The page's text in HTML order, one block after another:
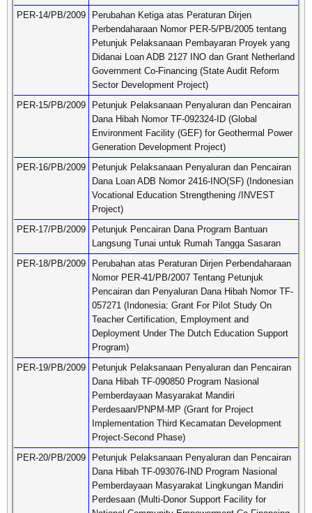
PER-14/PB/2009
Perubahan Ketiga atas Peraturan Dirjen
Perbendaharaan Nomor PER-5/PB/2005 tentang
Petunjuk Pelaksanaan Pembayaran Proyek yang
Didanai Loan ADB 2127 INO dan Grant Netherland
Government Co-Financing (State Audit Reform
Sector Development Project)
PER-15/PB/2009
Petunjuk Pelaksanaan Penyaluran dan Pencairan
Dana Hibah Nomor TF-092324-ID (Global
Environment Facility (GEF) for Geothermal Power
Generation Development Project)
PER-16/PB/2009
Petunjuk Pelaksanaan Penyaluran dan Pencairan
Dana Loan ADB Nomor 2416-INO(SF) (Indonesian
Vocational Education Strengthening /INVEST
Project)
PER-17/PB/2009
Petunjuk Pencairan Dana Program Bantuan
Langsung Tunai untuk Rumah Tangga Sasaran
PER-18/PB/2009
Perubahan atas Peraturan Dirjen Perbendaharaan
Nomor PER-41/PB/2007 Tentang Petunjuk
Pencairan dan Penyaluran Dana Hibah Nomor TF-
057271 (Indonesia: Grant For Pilot Study On
Teacher Certification, Employment and
Deployment Under The Dutch Education Support
Program)
PER-19/PB/2009
Petunjuk Pelaksanaan Penyaluran dan Pencairan
Dana Hibah TF-090850 Program Nasional
Pemberdayaan Masyarakat Mandiri
Perdesaan/PNPM-MP (Grant for Project
Implementation Third Kecamatan Development
Project-Second Phase)
PER-20/PB/2009
Petunjuk Pelaksanaan Penyaluran dan Pencairan
Dana Hibah TF-093076-IND Program Nasional
Pemberdayaan Masyarakat Lingkungan Mandiri
Perdesaan (Multi-Donor Support Facility for